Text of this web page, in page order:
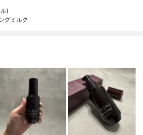
)
グミルク